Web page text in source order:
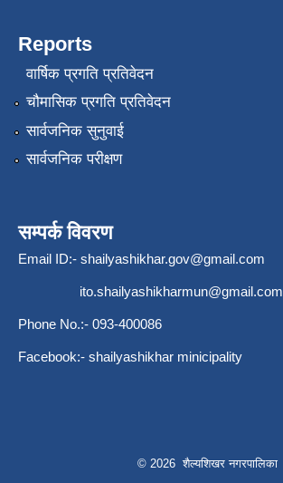
Reports
वार्षिक प्रगति प्रतिवेदन
चौमासिक प्रगति प्रतिवेदन
सार्वजनिक सुनुवाई
सार्वजनिक परीक्षण
सम्पर्क विवरण
Email ID:- shailyashikhar.gov@gmail.com
ito.shailyashikharmun@gmail.com
Phone No.:- 093-400086
Facebook:- shailyashikhar minicipality
© 2026 शैल्यशिखर नगरपालिका